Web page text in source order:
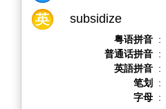
subsidize
粤语拼音 :
普通话拼音 :
英語拼音 :
笔划
:
字母 :